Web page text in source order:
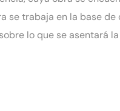
se trabaja en la base
lo que se asentará